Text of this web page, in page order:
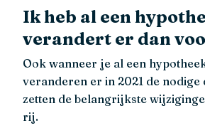
Ik heb al een
verandert er dan
Ook wanneer je al een
veranderen er in 2021 de nodige
zetten de belangrijkste
rij.